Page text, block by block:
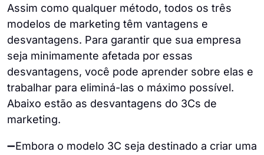
Assim como qualquer método, todos os três
modelos de marketing têm vantagens e
desvantagens. Para garantir que sua empresa
seja minimamente afetada por essas
desvantagens, você pode aprender sobre elas e
trabalhar para eliminá-las o máximo possível.
Abaixo estão as desvantagens do 3Cs de
marketing.
➖Embora o modelo 3C seja destinado a criar uma